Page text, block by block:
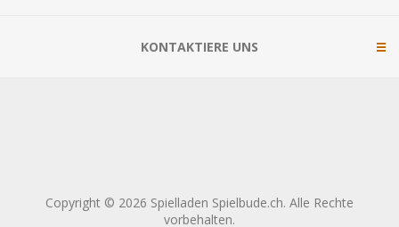
KONTAKTIERE UNS
Copyright © 2026 Spielladen Spielbude.ch. Alle Rechte
vorbehalten.